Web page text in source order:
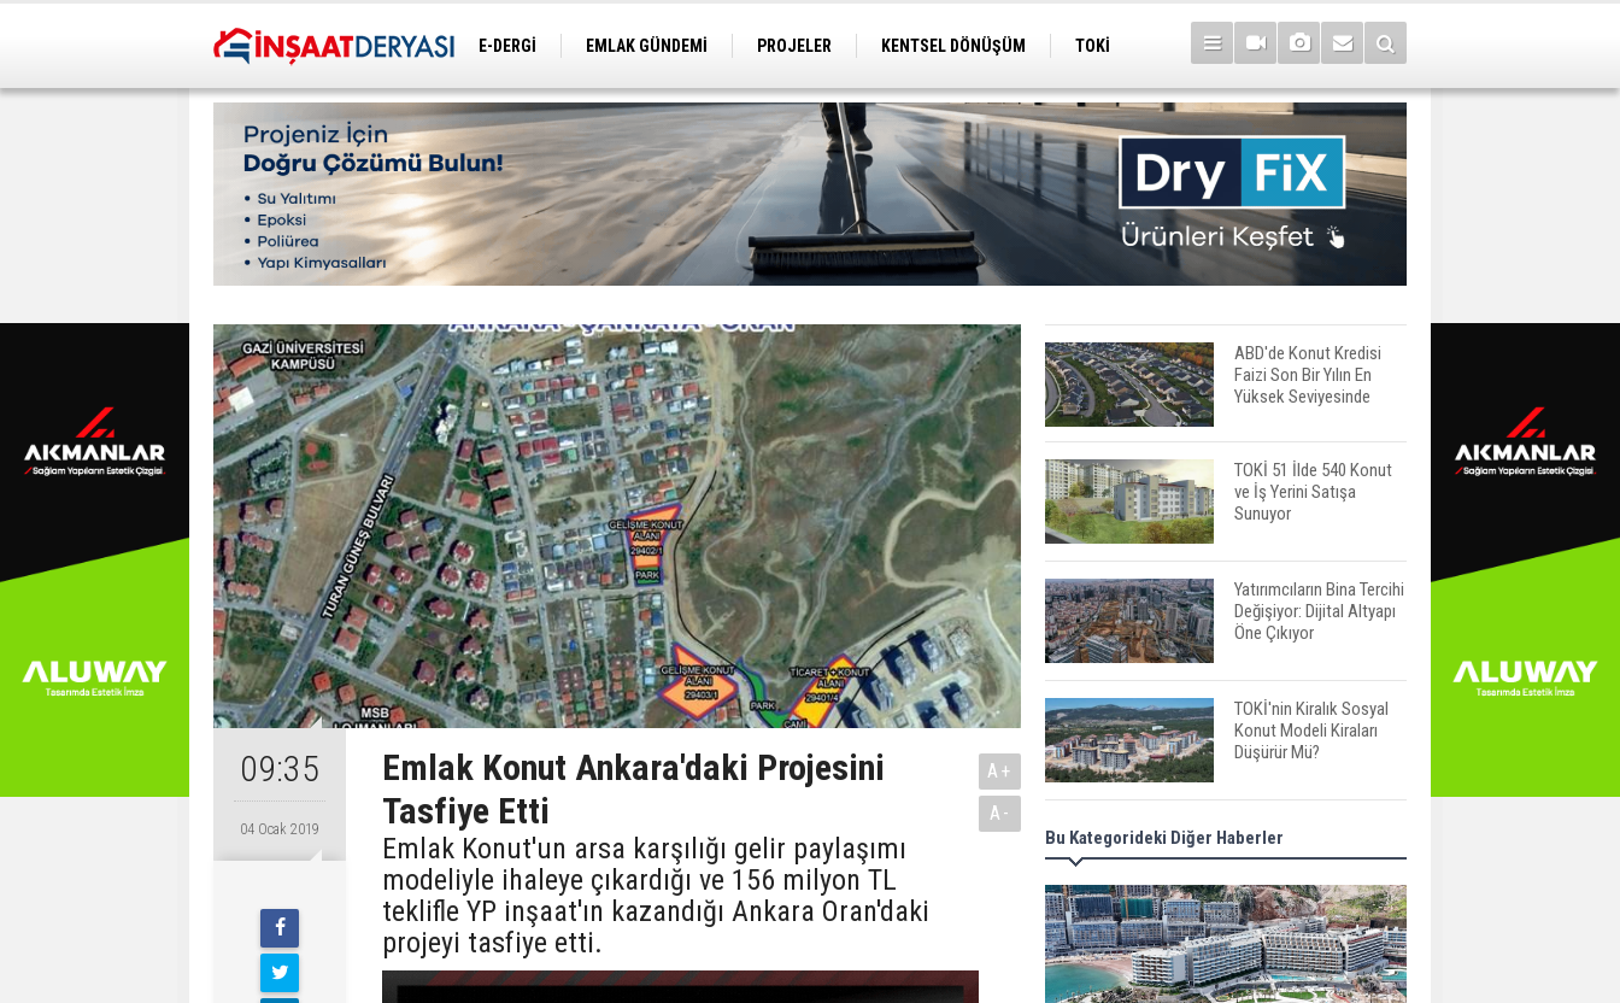
E-DERGİ EMLAK GÜNDEMİ PROJELER KENTSEL DÖNÜŞÜM
TOKİ
09:35
04 Ocak 2019
Emlak Konut Ankara'daki Projesini
Tasfiye Etti
Emlak Konut'un arsa karşılığı gelir paylaşımı
modeliyle ihaleye çıkardığı ve 156 milyon TL
teklifle YP inşaat'ın kazandığı Ankara Oran'daki
projeyi tasfiye etti.
A+
A-
ABD'de Konut Kredisi
Faizi Son Bir Yılın En
Yüksek Seviyesinde
TOKİ 51 İlde 540 Konut
ve İş Yerini Satışa
Sunuyor
Yatırımcıların Bina Tercihi
Değişiyor: Dijital Altyapı
Öne Çıkıyor
TOKİ'nin Kiralık Sosyal
Konut Modeli Kiraları
Düşürür Mü?
İkinci El Konut Fiyatları
İspanya'da Bir Yılda
Konut Satışları Güçlü
Seyrini Korudu Yabancıya
Satış Geriledi
Bu Kategorideki Diğer Haberler